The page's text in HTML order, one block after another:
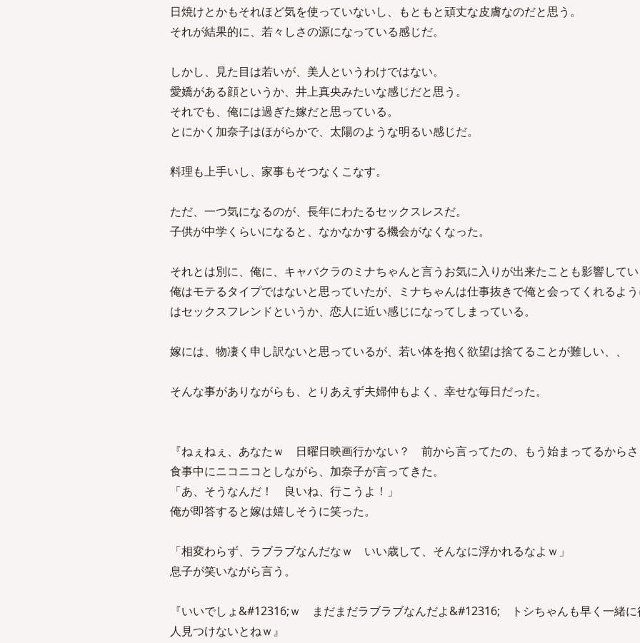
日焼けとかもそれほど気を使っていないし、もともと頑丈な皮膚なのだと思う。
それが結果的に、若々しさの源になっている感じだ。
しかし、見た目は若いが、美人というわけではない。
愛嬌がある顔というか、井上真央みたいな感じだと思う。
それでも、俺には過ぎた嫁だと思っている。
とにかく加奈子はほがらかで、太陽のような明るい感じだ。
料理も上手いし、家事もそつなくこなす。
ただ、一つ気になるのが、長年にわたるセックスレスだ。
子供が中学くらいになると、なかなかする機会がなくなった。
それとは別に、俺に、キャバクラのミナちゃんと言うお気に入りが出来たことも影響してい
俺はモテるタイプではないと思っていたが、ミナちゃんは仕事抜きで俺と会ってくれるよ
はセックスフレンドというか、恋人に近い感じになってしまっている。
嫁には、物凄く申し訳ないと思っているが、若い体を抱く欲望は捨てることが難しい、、
そんな事がありながらも、とりあえず夫婦仲もよく、幸せな毎日だった。
『ねぇねぇ、あなたｗ 日曜日映画行かない？ 前から言ってたの、もう始まってるからさ
食事中にニコニコとしながら、加奈子が言ってきた。
「あ、そうなんだ！ 良いね、行こうよ！」
俺が即答すると嫁は嬉しそうに笑った。
「相変わらず、ラブラブなんだなｗ いい歳して、そんなに浮かれるなよｗ」
息子が笑いながら言う。
『いいでしょ&#12316;ｗ まだまだラブラブなんだよ&#12316; トシちゃんも早く一緒に
人見つけないとねｗ』